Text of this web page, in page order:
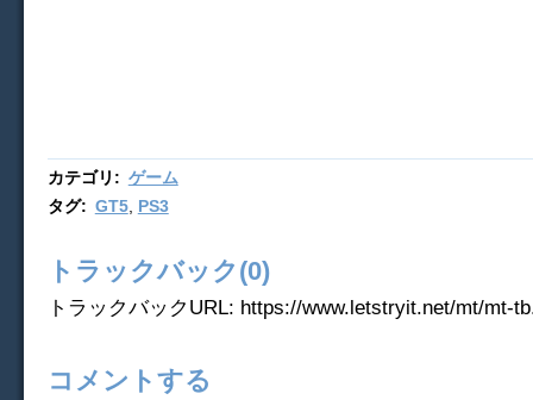
カテゴリ : ゲーム
タグ: GT5, PS3
トラックバック(0)
トラックバックURL: https://www.letstryit.net/mt/mt-
コメントする